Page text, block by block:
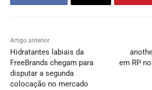
Artigo anterior
Hidratantes labiais da
FreeBrands chegam para
disputar a segunda
colocação no mercado
em RP